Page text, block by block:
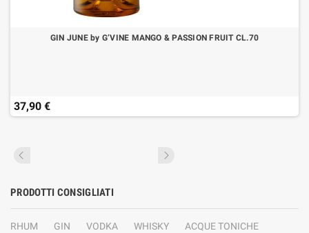
GIN JUNE by G’VINE MANGO & PASSION FRUIT CL.70
37,90 €
PRODOTTI CONSIGLIATI
RHUM GIN VODKA WHISKY
ACQUE TONICHE